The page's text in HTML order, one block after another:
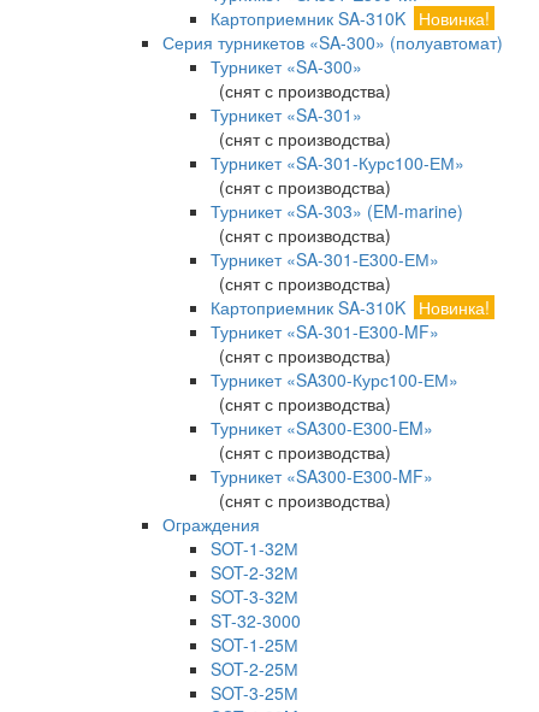
Картоприемник SA-310K Новинка!
Серия турникетов «SA-300» (полуавтомат)
Турникет «SA-300»
(снят с производства)
Турникет «SA-301»
(снят с производства)
Турникет «SA-301-Курс100-ЕМ»
(снят с производства)
Турникет «SA-303» (EM-marine)
(снят с производства)
Турникет «SA-301-Е300-ЕМ»
(снят с производства)
Картоприемник SA-310K Новинка!
Турникет «SA-301-Е300-MF»
(снят с производства)
Турникет «SA300-Курс100-ЕМ»
(снят с производства)
Турникет «SA300-Е300-EM»
(снят с производства)
Турникет «SA300-Е300-MF»
(снят с производства)
Ограждения
SOT-1-32М
SOT-2-32М
SOT-3-32М
ST-32-3000
SOT-1-25М
SOT-2-25М
SOT-3-25М